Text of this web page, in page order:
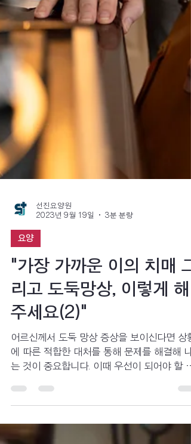
선진요양원
2023년 9월 19일
"가장 가까운 이의 치매 그
리고 도둑망상, 이렇게 해
어르신께서 도둑 망상 증상을 보이신다면 상황
에 따른 적합한 대처를 통해 문제를 해결해 나
은 치매 환자와 어떻게 대화를 나누어야 하는
에 대해 알아보는 것이 필요하죠.